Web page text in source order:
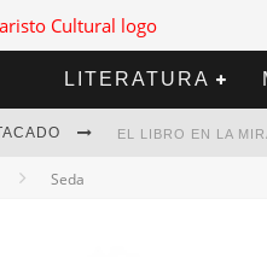
LITERATURA
EL LIBRO EN LA
Seda